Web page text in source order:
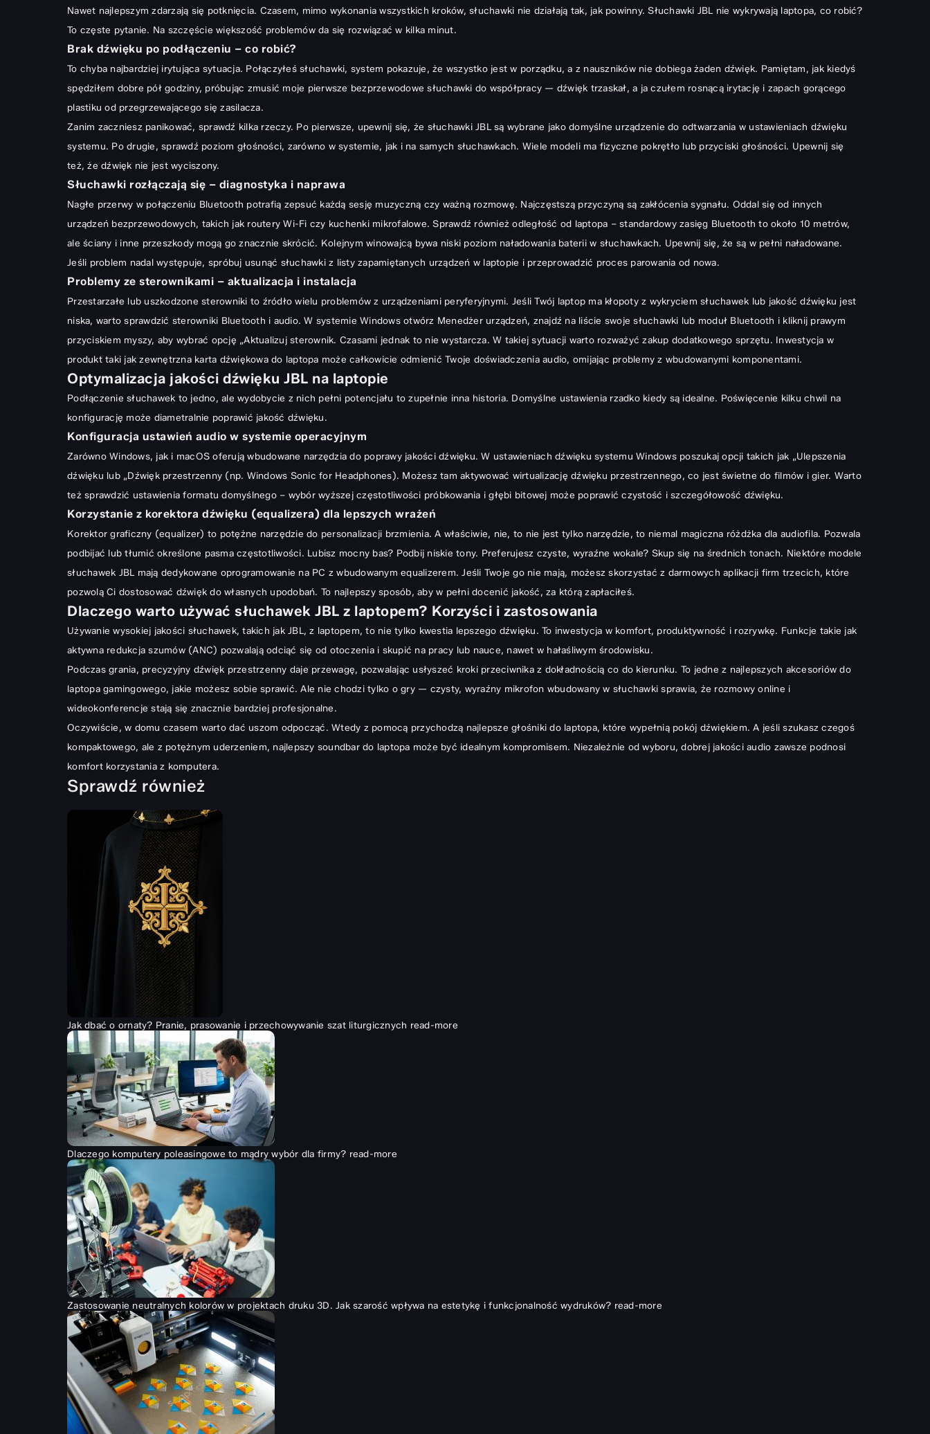
Nawet najlepszym zdarzają się potknięcia. Czasem, mimo wykonania wszystkich kroków, słuchawki nie działają tak, jak powinny. Słuchawki JBL nie wykrywają laptopa, co robić?
To częste pytanie. Na szczęście większość problemów da się rozwiązać w kilka minut.
Brak dźwięku po podłączeniu – co robić?
To chyba najbardziej irytująca sytuacja. Połączyłeś słuchawki, system pokazuje, że wszystko jest w porządku, a z nauszników nie dobiega żaden dźwięk. Pamiętam, jak kiedyś
spędziłem dobre pół godziny, próbując zmusić moje pierwsze bezprzewodowe słuchawki do współpracy — dźwięk trzaskał, a ja czułem rosnącą irytację i zapach gorącego
plastiku od przegrzewającego się zasilacza.
Zanim zaczniesz panikować, sprawdź kilka rzeczy. Po pierwsze, upewnij się, że słuchawki JBL są wybrane jako domyślne urządzenie do odtwarzania w ustawieniach dźwięku
systemu. Po drugie, sprawdź poziom głośności, zarówno w systemie, jak i na samych słuchawkach. Wiele modeli ma fizyczne pokrętło lub przyciski głośności. Upewnij się
też, że dźwięk nie jest wyciszony.
Słuchawki rozłączają się – diagnostyka i naprawa
Nagłe przerwy w połączeniu Bluetooth potrafią zepsuć każdą sesję muzyczną czy ważną rozmowę. Najczęstszą przyczyną są zakłócenia sygnału. Oddal się od innych
urządzeń bezprzewodowych, takich jak routery Wi-Fi czy kuchenki mikrofalowe. Sprawdź również odległość od laptopa – standardowy zasięg Bluetooth to około 10 metrów,
ale ściany i inne przeszkody mogą go znacznie skrócić. Kolejnym winowajcą bywa niski poziom naładowania baterii w słuchawkach. Upewnij się, że są w pełni naładowane.
Jeśli problem nadal występuje, spróbuj usunąć słuchawki z listy zapamiętanych urządzeń w laptopie i przeprowadzić proces parowania od nowa.
Problemy ze sterownikami – aktualizacja i instalacja
Przestarzałe lub uszkodzone sterowniki to źródło wielu problemów z urządzeniami peryferyjnymi. Jeśli Twój laptop ma kłopoty z wykryciem słuchawek lub jakość dźwięku jest
niska, warto sprawdzić sterowniki Bluetooth i audio. W systemie Windows otwórz Menedżer urządzeń, znajdź na liście swoje słuchawki lub moduł Bluetooth i kliknij prawym
przyciskiem myszy, aby wybrać opcję „Aktualizuj sterownik. Czasami jednak to nie wystarcza. W takiej sytuacji warto rozważyć zakup dodatkowego sprzętu. Inwestycja w
produkt taki jakzewnętrzna karta dźwiękowa do laptopa może całkowicie odmienić Twoje doświadczenia audio, omijając problemy z wbudowanymi komponentami.
Optymalizacja jakości dźwięku JBL na laptopie
Podłączenie słuchawek to jedno, ale wydobycie z nich pełni potencjału to zupełnie inna historia. Domyślne ustawienia rzadko kiedy są idealne. Poświęcenie kilku chwil na
konfigurację może diametralnie poprawić jakość dźwięku.
Konfiguracja ustawień audio w systemie operacyjnym
Zarówno Windows, jak i macOS oferują wbudowane narzędzia do poprawy jakości dźwięku. W ustawieniach dźwięku systemu Windows poszukaj opcji takich jak „Ulepszenia
dźwięku lub „Dźwięk przestrzenny (np. Windows Sonic for Headphones). Możesz tam aktywować wirtualizację dźwięku przestrzennego, co jest świetne do filmów i gier. Warto
też sprawdzić ustawienia formatu domyślnego – wybór wyższej częstotliwości próbkowania i głębi bitowej może poprawić czystość i szczegółowość dźwięku.
Korzystanie z korektora dźwięku (equalizera) dla lepszych wrażeń
Korektor graficzny (equalizer) to potężne narzędzie do personalizacji brzmienia. A właściwie, nie, to nie jest tylko narzędzie, to niemal magiczna różdżka dla audiofila. Pozwala
podbijać lub tłumić określone pasma częstotliwości. Lubisz mocny bas? Podbij niskie tony. Preferujesz czyste, wyraźne wokale? Skup się na średnich tonach. Niektóre modele
słuchawek JBL mają dedykowane oprogramowanie na PC z wbudowanym equalizerem. Jeśli Twoje go nie mają, możesz skorzystać z darmowych aplikacji firm trzecich, które
pozwolą Ci dostosować dźwięk do własnych upodobań. To najlepszy sposób, aby w pełni docenić jakość, za którą zapłaciłeś.
Dlaczego warto używać słuchawek JBL z laptopem? Korzyści i zastosowania
Używanie wysokiej jakości słuchawek, takich jak JBL, z laptopem, to nie tylko kwestia lepszego dźwięku. To inwestycja w komfort, produktywność i rozrywkę. Funkcje takie jak
aktywna redukcja szumów (ANC) pozwalają odciąć się od otoczenia i skupić na pracy lub nauce, nawet w hałaśliwym środowisku.
Podczas grania, precyzyjny dźwięk przestrzenny daje przewagę, pozwalając usłyszeć kroki przeciwnika z dokładnością co do kierunku. To jedne z najlepszych akcesoriów do
laptopa gamingowego, jakie możesz sobie sprawić. Ale nie chodzi tylko o gry — czysty, wyraźny mikrofon wbudowany w słuchawki sprawia, że rozmowy online i
wideokonferencje stają się znacznie bardziej profesjonalne.
Oczywiście, w domu czasem warto dać uszom odpocząć. Wtedy z pomocą przychodzą najlepsze głośniki do laptopa, które wypełnią pokój dźwiękiem. A jeśli szukasz czegoś
kompaktowego, ale z potężnym uderzeniem, najlepszy soundbar do laptopa może być idealnym kompromisem. Niezależnie od wyboru, dobrej jakości audio zawsze podnosi
komfort korzystania z komputera.
Sprawdź również
Jak dbać o ornaty? Pranie, prasowanie i przechowywanie szat liturgicznych read-more
Dlaczego komputery poleasingowe to mądry wybór dla firmy? read-more
Zastosowanie neutralnych kolorów w projektach druku 3D. Jak szarość wpływa na estetykę i funkcjonalność wydruków? read-more